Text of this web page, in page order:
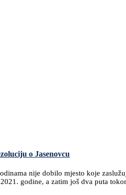
o Jasenovcu
nije dobilo mjesto koje
godine, a zatim još dva puta